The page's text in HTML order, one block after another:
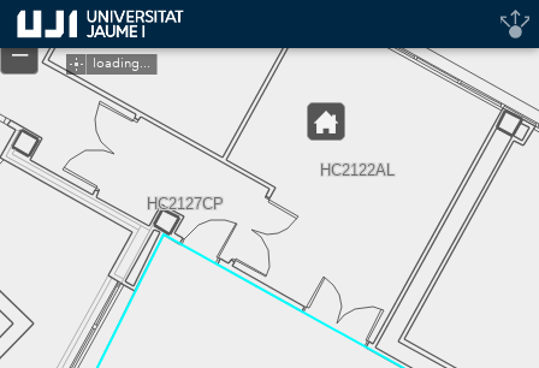
HC2122AL
HC2127CP
loading...
+
–